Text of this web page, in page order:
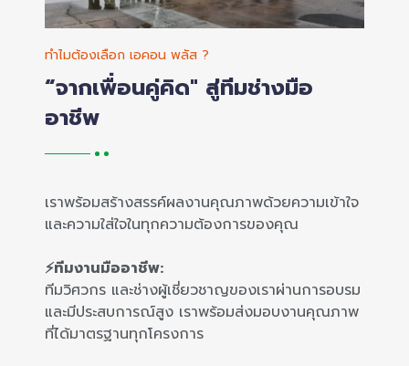
ทำไมต้องเลือก เอคอน พลัส ?
“จากเพื่อนคู่คิด" สู่ทีมช่างมือ
อาชีพ
เราพร้อมสร้างสรรค์ผลงานคุณภาพด้วยความเข้าใจ
และความใส่ใจในทุกความต้องการของคุณ
⚡ทีมงานมืออาชีพ:
ทีมวิศวกร และช่างผู้เชี่ยวชาญของเราผ่านการอบรม
และมีประสบการณ์สูง เราพร้อมส่งมอบงานคุณภาพ
ที่ได้มาตรฐานทุกโครงการ